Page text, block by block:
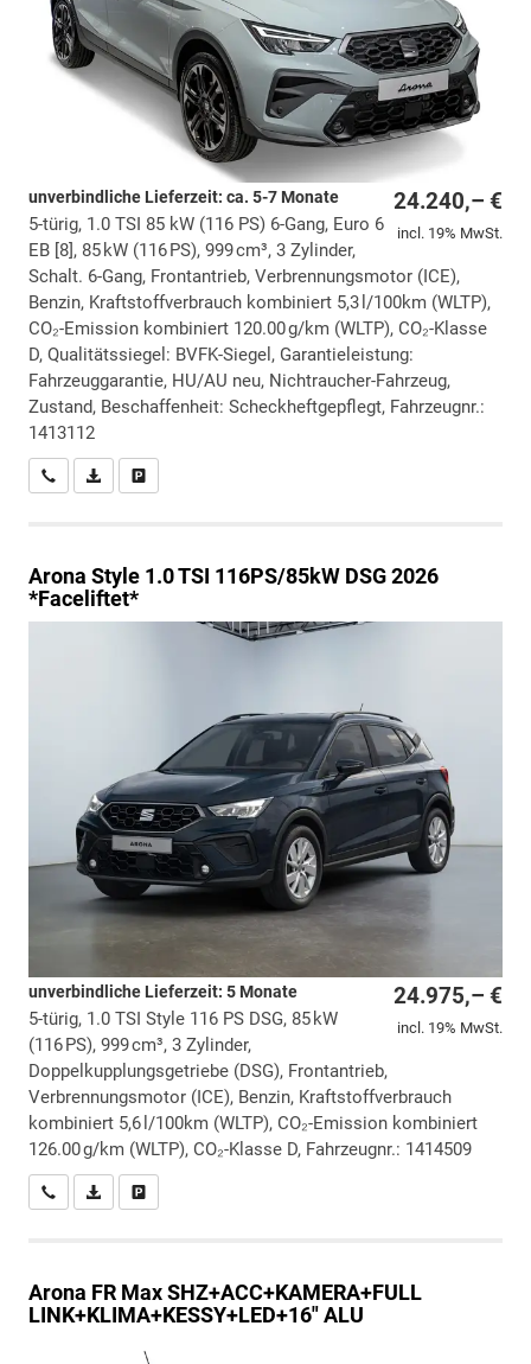
24.240,– €
incl. 19% MwSt.
unverbindliche Lieferzeit: ca. 5-7 Monate
5-türig, 1.0 TSI 85 kW (116 PS) 6-Gang, Euro 6
EB [8], 85 kW (116 PS), 999 cm³, 3 Zylinder,
Schalt. 6-Gang, Frontantrieb, Verbrennungsmotor (ICE),
Benzin, Kraftstoffverbrauch kombiniert 5,3 l/100km (WLTP),
CO₂-Emission kombiniert 120.00 g/km (WLTP), CO₂-Klasse
D, Qualitätssiegel: BVFK-Siegel, Garantieleistung:
Fahrzeuggarantie, HU/AU neu, Nichtraucher-Fahrzeug,
Zustand, Beschaffenheit: Scheckheftgepflegt, Fahrzeugnr.:
1413112
Wir rufen Sie anPDF-Datei, Fahrzeugexposé drucken
Arona Style 1.0 TSI 116PS/85kW DSG 2026
*Faceliftet*
24.975,– €
incl. 19% MwSt.
unverbindliche Lieferzeit: 5 Monate
5-türig, 1.0 TSI Style 116 PS DSG, 85 kW
(116 PS), 999 cm³, 3 Zylinder,
Doppelkupplungsgetriebe (DSG), Frontantrieb,
Verbrennungsmotor (ICE), Benzin, Kraftstoffverbrauch
kombiniert 5,6 l/100km (WLTP), CO₂-Emission kombiniert
126.00 g/km (WLTP), CO₂-Klasse D, Fahrzeugnr.: 1414509
Wir rufen Sie anPDF-Datei, Fahrzeugexposé drucken
Arona FR Max SHZ+ACC+KAMERA+FULL
LINK+KLIMA+KESSY+LED+16" ALU